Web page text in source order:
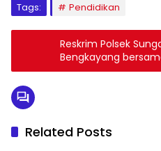
Tags: Pendidikan
Reskrim Polsek
Bengkayang
Gerebek 2 Pelaku
Related Posts